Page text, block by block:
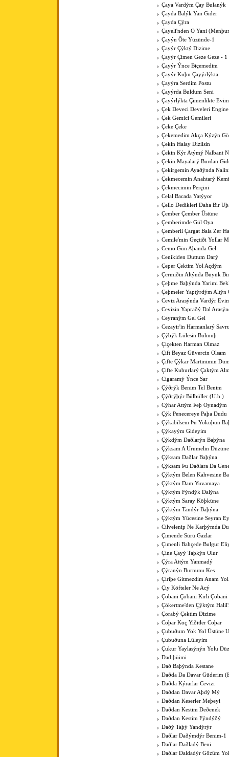
Çaya Vardým Çay Bulanýk
Çayda Balýk Yan Gider
Çayda Çýra
Çayeli'nden O Yani
Çayýn Öte Yüzünde-1
Çayýr Çýktý Dizime
Çayýr Çimen Geze Geze - 1
Çayýr Ýnce Biçemedim
Çayýr Kuþu Çayýrlýkta
Çayýra Serdim Postu
Çayýrda Buldum Seni
Çayýrlýkta Çimenlikte
Çek Deveci Develeri Engine
Çek Gemici Gemileri
Çeke Çeke
Çekemedim Akça Kýzýn
Çekin Halay Dizilsin
Çekin Kýr Atýmý Nalbant
Çekin Mayalarý Burdan
Çekirgemin Ayaðýnda
Çekmecemin Anahtarý
Çekmecimin Perçini
Celal Bacada Yatýyor
Çello Dedikleri Daha Bir
Çember Çember Üstüne
Çemberimde Gül Oya
Çemberli Çargat Bala Zer
Cemile'min Geçtiði Yollar
Cemo Gün Aþanda Gel
Cenikiden Duttum Darý
Çeper Çektim Yol Açdým
Çermiðin Altýnda Büyük
Çeþme Baþýnda Yarimi
Çeþmeler Yaptýrdým Altýn
Ceviz Arasýnda Vardýr
Cevizin Yapraðý Dal
Ceyraným Gel Gel
Cezayir'in Harmanlarý
Çýbýk Lülesin Bulmuþ
Çiçekten Harman Olmaz
Çift Beyaz Güvercin Olsam
Çifte Çýkar Martinimin
Çifte Kuburlarý Çaktým
Cigaramý Ýnce Sar
Çýðrýk Benim Tel Benim
Çýðrýþýr Bülbüller (U.h.)
Cýhar Attým Þeþ Oynadým
Çýk Penecereye Paþa Dudu
Çýkabilsem Þu Yokuþun
Çýkayým Gideyim
Çýkdým Daðlarýn Baþýna
Çýksam A Urumelin Düzüne
Çýksam Daðlar Baþýna
Çýksam Þu Daðlara Da
Çýktým Belen Kahvesine
Çýktým Dam Yuvamaya
Çýktým Fýndýk Dalýna
Çýktým Saray Köþküne
Çýktým Tandýr Baþýna
Çýktým Yücesine Seyran
Cilvelenip Ne Karþýmda
Çimende Sürü Gazlar
Çimenli Bahçede Bulgur
Çine Çayý Taþkýn Olur
Çýra Attým Yanmadý
Çýranýn Burnunu Kes
Çiriþe Gitmezdim Anam
Çiy Köfteler Ne Acý
Çobani Çobani Kirli Çobani
Çökertme'den Çýktým
Çorabý Çektim Dizime
Coþar Koç Yiðitler Coþar
Çubuðum Yok Yol Üstüne
Çubuðuna Lüleyim
Çukur Yaylasýnýn Yolu
Dadiþüimi
Dað Baþýnda Kestane
Daðda Da Davar Güderim
Daðda Kýrarlar Cevizi
Daðdan Davar Aþdý Mý
Daðdan Keserler Meþeyi
Daðdan Kestim Deðenek
Daðdan Kestim Fýndýðý
Daðý Taþý Yandýrýr
Daðlar Daðýmdýr Benim-1
Daðlar Daðladý Beni
Daðlar Daldadýr Gözüm